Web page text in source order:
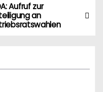
Aufruf zur
an